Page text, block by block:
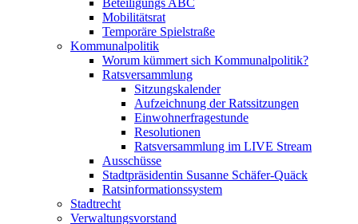
Beteiligungs ABC
Mobilitätsrat
Temporäre Spielstraße
Kommunalpolitik
Worum kümmert sich Kommunalpolitik?
Ratsversammlung
Sitzungskalender
Aufzeichnung der Ratssitzungen
Einwohnerfragestunde
Resolutionen
Ratsversammlung im LIVE Stream
Ausschüsse
Stadtpräsidentin Susanne Schäfer-Quäck
Ratsinformationssystem
Stadtrecht
Verwaltungsvorstand